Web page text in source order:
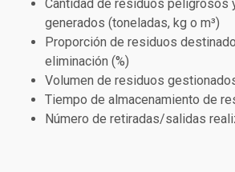
Cantidad de residuos peligrosos
generados (toneladas, kg o m³)
Proporción de residuos
eliminación (%)
Volumen de residuos
Tiempo de almacenamiento de
Número de retiradas/salidas